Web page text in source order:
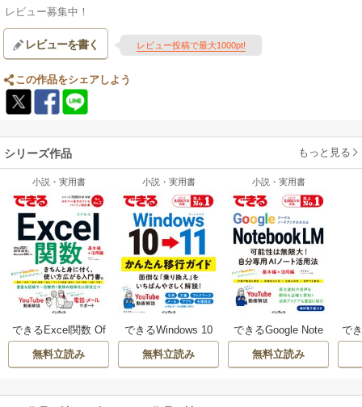
レビュー募集中！
レビューを書く レビュー投稿で最大1000pt!
この作品をシェアしよう
シリーズ作品 もっと見る
小説・実用書
できるExcel関数 Of
fice 2021/2019/201
6&Microsoft 365対
無料立読み
小説・実用書
できるWindows 10
→ 11 かんたん移行
ガイド
無料立読み
小説・実用書
できるGoogle Note
bookLM 可能性は無
限大！自分専用AI
無料立読み
で